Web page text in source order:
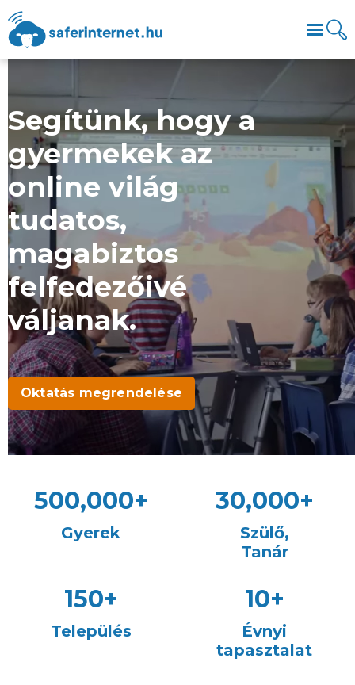
Segítünk, hogy a
gyermekek az
online világ
tudatos,
magabiztos
felfedezőivé
váljanak.
Oktatás megrendelése
500,000+
Gyerek
30,000+
Szülő,
Tanár
150+
Település
10+
Évnyi
tapasztalat